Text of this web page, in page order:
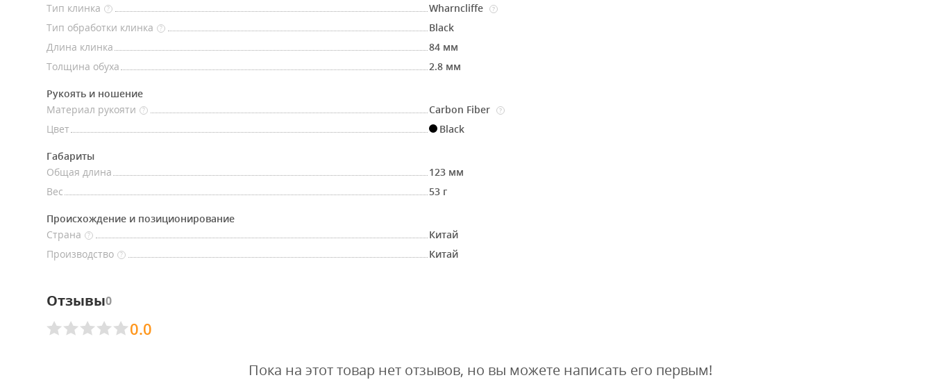
Тип клинка ? Wharncliffe ?
Тип обработки клинка ?
Black
Длина клинка
84 мм
Толщина обуха
2.8 мм
Рукоять и ношение
Материал рукояти
? Carbon Fiber ?
Цвет Black
Габариты
Общая длина
123 мм
Вес
53 г
Происхождение и позиционирование
Страна
?
Китай
Производство
? Китай
Отзывы0
0.0
Пока на этот товар нет отзывов, но вы можете написать его первым!